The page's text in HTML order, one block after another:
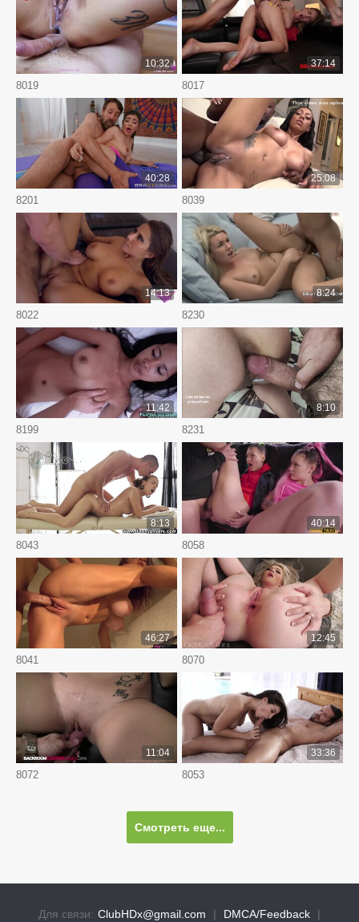
8019
10:32
8017
37:14
8201
40:28
8039
25:08
8022
14:13
8230
8:24
8199
11:42
8231
8:10
8043
8:13
8058
40:14
8041
46:27
8070
12:45
8072
11:04
8053
33:36
Смотреть еще...
Для связи: ClubHDx@gmail.com | DMCA/Feedback
|